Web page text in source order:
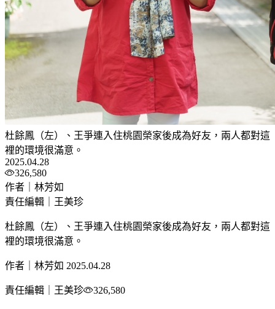
杜餘鳳（左）、王爭連入住桃園榮家後成為好友，兩人都對這
裡的環境很滿意。
2025.04.28
326,580
作者｜林芳如
責任編輯｜王美珍
杜餘鳳（左）、王爭連入住桃園榮家後成為好友，兩人都對這
裡的環境很滿意。
作者｜林芳如 2025.04.28
責任編輯｜王美珍 326,580